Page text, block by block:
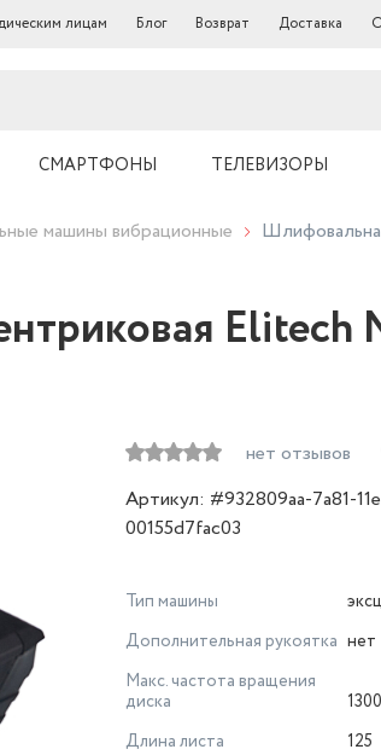
лицам Блог Возврат Доставка
СМАРТФОНЫ ТЕЛЕВИЗОРЫ
машины вибрационные
нет отзывов
Артикул: #932809aa-7a81-
00155d7fac03
Тип машины
Дополнительная рукоятка нет
Макс. частота вращения
диска
Длина листа
125